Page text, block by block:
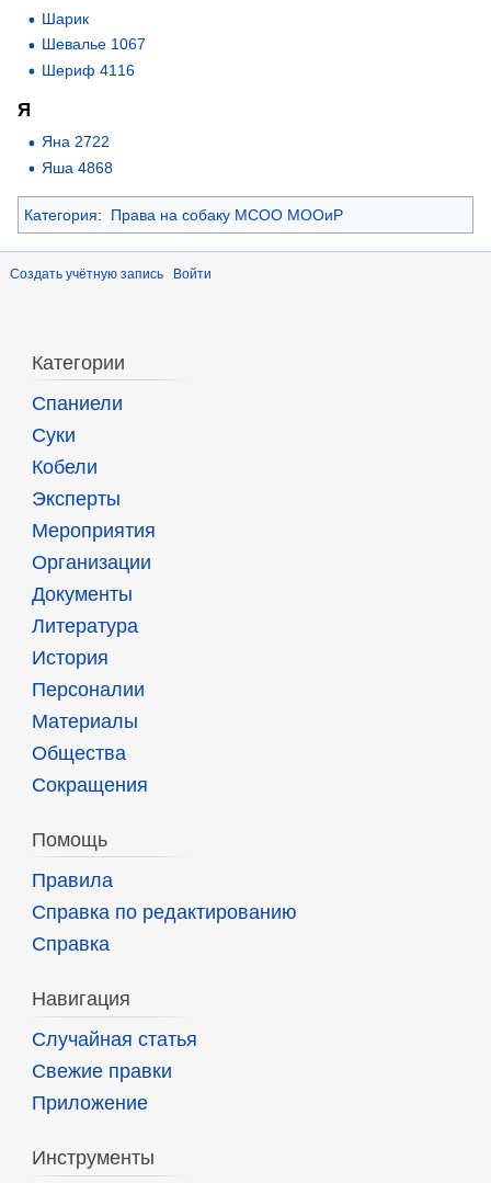
Шарик
Шевалье 1067
Шериф 4116
Я
Яна 2722
Яша 4868
Категория: Права на собаку МСОО МООиР
Создать учётную запись Войти
Категории
Спаниели
Суки
Кобели
Эксперты
Мероприятия
Организации
Документы
Литература
История
Персоналии
Материалы
Общества
Сокращения
Помощь
Правила
Справка по редактированию
Справка
Навигация
Случайная статья
Свежие правки
Приложение
Инструменты